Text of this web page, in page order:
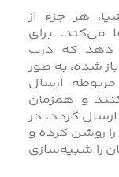
هر جزء از
برای
دهد که درب
شده، به‌ طور
ارسال
و همزمان
گردد. در
روشن کرده و
را شبیه‌سازی